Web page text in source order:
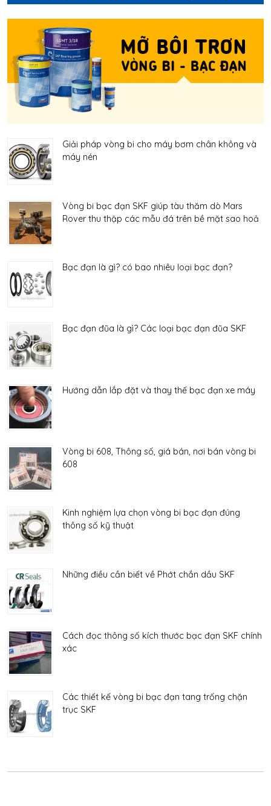
Giải pháp vòng bi cho máy bơm chân không và
máy nén
Vòng bi bạc đạn SKF giúp tàu thăm dò Mars
Rover thu thập các mẫu đá trên bề mặt sao hoả
Bạc đạn là gì? có bao nhiêu loại bạc đạn?
Bạc đạn đũa là gì? Các loại bạc đạn đũa SKF
Hướng dẫn lắp đặt và thay thế bạc đạn xe máy
Vòng bi 608, Thông số, giá bán, nơi bán vòng bi
608
Kinh nghiệm lựa chọn vòng bi bạc đạn đúng
thông số kỹ thuật
Những điều cần biết về Phớt chắn dầu SKF
Cách đọc thông số kích thước bạc đạn SKF chính
xác
Các thiết kế vòng bi bạc đạn tang trống chặn
trục SKF